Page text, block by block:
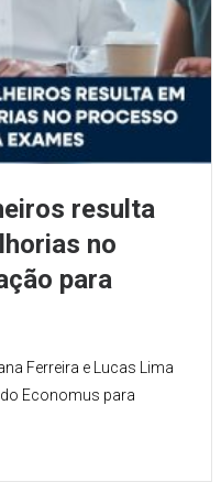
resulta
no
para
Ferreira e Lucas Lima
Economus para